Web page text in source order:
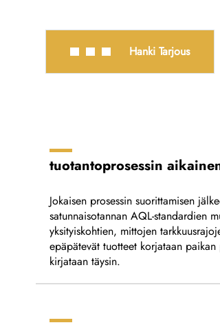
Hanki Tarjous
tuotantoprosessin
Jokaisen prosessin suorittamisen
satunnaisotannan AQL-standardien
yksityiskohtien, mittojen
epäpätevät tuotteet korjataan
kirjataan täysin.